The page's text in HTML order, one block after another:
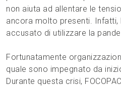
non aiuta ad allentare le
ancora molto presenti.
accusato di utilizzare la
Fortunatamente
quale sono impegnato da
Durante questa crisi,